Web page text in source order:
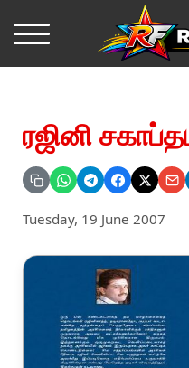
ரஜினி
Tuesday, 19 June 2007